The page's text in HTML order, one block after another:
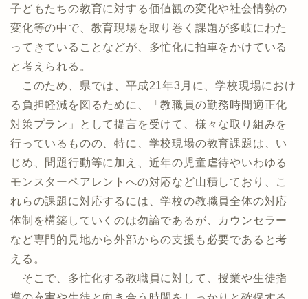
子どもたちの教育に対する価値観の変化や社会情勢の
変化等の中で、教育現場を取り巻く課題が多岐にわた
ってきていることなどが、多忙化に拍車をかけている
と考えられる。
このため、県では、平成21年3月に、学校現場におけ
る負担軽減を図るために、「教職員の勤務時間適正化
対策プラン」として提言を受けて、様々な取り組みを
行っているものの、特に、学校現場の教育課題は、い
じめ、問題行動等に加え、近年の児童虐待やいわゆる
モンスターペアレントへの対応など山積しており、こ
れらの課題に対応するには、学校の教職員全体の対応
体制を構築していくのは勿論であるが、カウンセラー
など専門的見地から外部からの支援も必要であると考
える。
そこで、多忙化する教職員に対して、授業や生徒指